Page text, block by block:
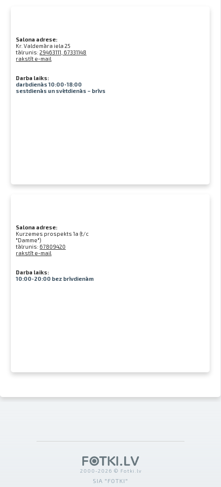
Salona adrese:
Kr. Valdemāra iela 25
tālrunis:29463111, 67331148
rakstīt e-mail
Darba laiks:
darbdienās 10:00-18:00
sestdienās un svētdienās – brīvs
Salona adrese:
Kurzemes prospekts 1a (t/c
"Damme")
tālrunis: 67809420
rakstīt e-mail
Darba laiks:
10:00-20:00 bez brīvdienām
2000-2026 © Fotki.lv
SIA "FOTKI"